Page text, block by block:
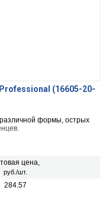
(16605-20-
формы, острых
цена,
руб./шт.
284.57